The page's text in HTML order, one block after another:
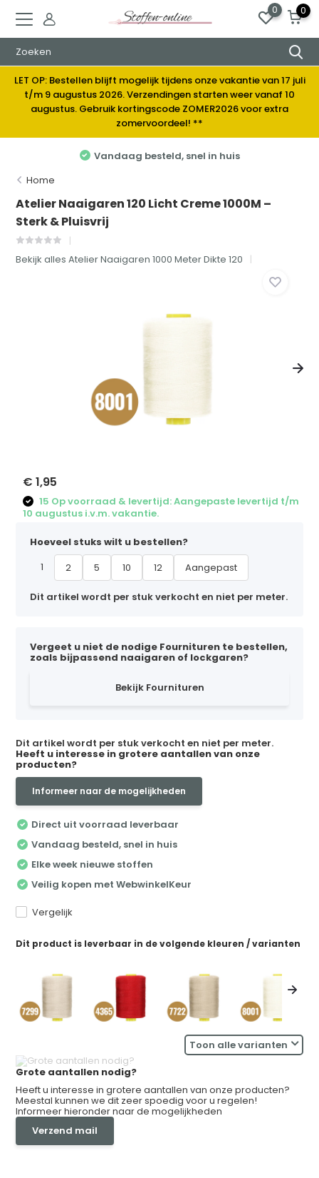
0 0
LET OP: Bestellen blijft mogelijk tijdens onze vakantie van 17 juli
t/m 9 augustus 2026. Verzendingen starten weer vanaf 10
augustus. Gebruik kortingscode ZOMER2026 voor extra
zomervoordeel! **
Elke week nieuwe stoffen
Home
Atelier Naaigaren 120 Licht Creme 1000M –
Sterk & Pluisvrij
Bekijk alles Atelier Naaigaren 1000 Meter Dikte 120
€ 1,95
15 Op voorraad & levertijd: Aangepaste levertijd t/m
10 augustus i.v.m. vakantie.
Hoeveel stuks wilt u bestellen?
1
2 5 10 12 Aangepast
Dit artikel wordt per stuk verkocht en niet per meter.
Vergeet u niet de nodige Fournituren te bestellen,
zoals bijpassend naaigaren of lockgaren?
Bekijk Fournituren
Dit artikel wordt per stuk verkocht en niet per meter.
Heeft u interesse in grotere aantallen van onze
producten?
Informeer naar de mogelijkheden
Direct uit voorraad leverbaar
Vandaag besteld, snel in huis
Elke week nieuwe stoffen
Veilig kopen met WebwinkelKeur
Vergelijk
Dit product is leverbaar in de volgende kleuren / varianten
Toon alle varianten
Grote aantallen nodig?
Heeft u interesse in grotere aantallen van onze producten?
Meestal kunnen we dit zeer spoedig voor u regelen!
Informeer hieronder naar de mogelijkheden
Verzend mail